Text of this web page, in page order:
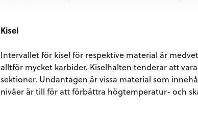
Kisel
Intervallet för kisel för respektive material är
alltför mycket karbider. Kiselhalten tenderar att
sektioner. Undantagen är vissa material som
nivåer är till för att förbättra högtemperatur- och